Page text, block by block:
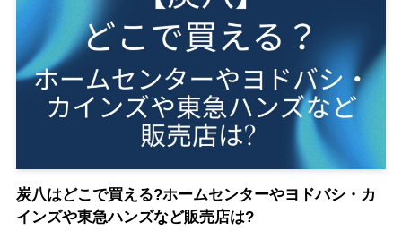
炭八はどこで買える?ホームセンターやヨドバシ・カ
インズや東急ハンズなど販売店は?